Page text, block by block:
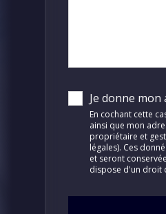
Je donne
En cochant cette
ainsi que mon
propriétaire et
légales). Ces
et seront
dispose d'un droit